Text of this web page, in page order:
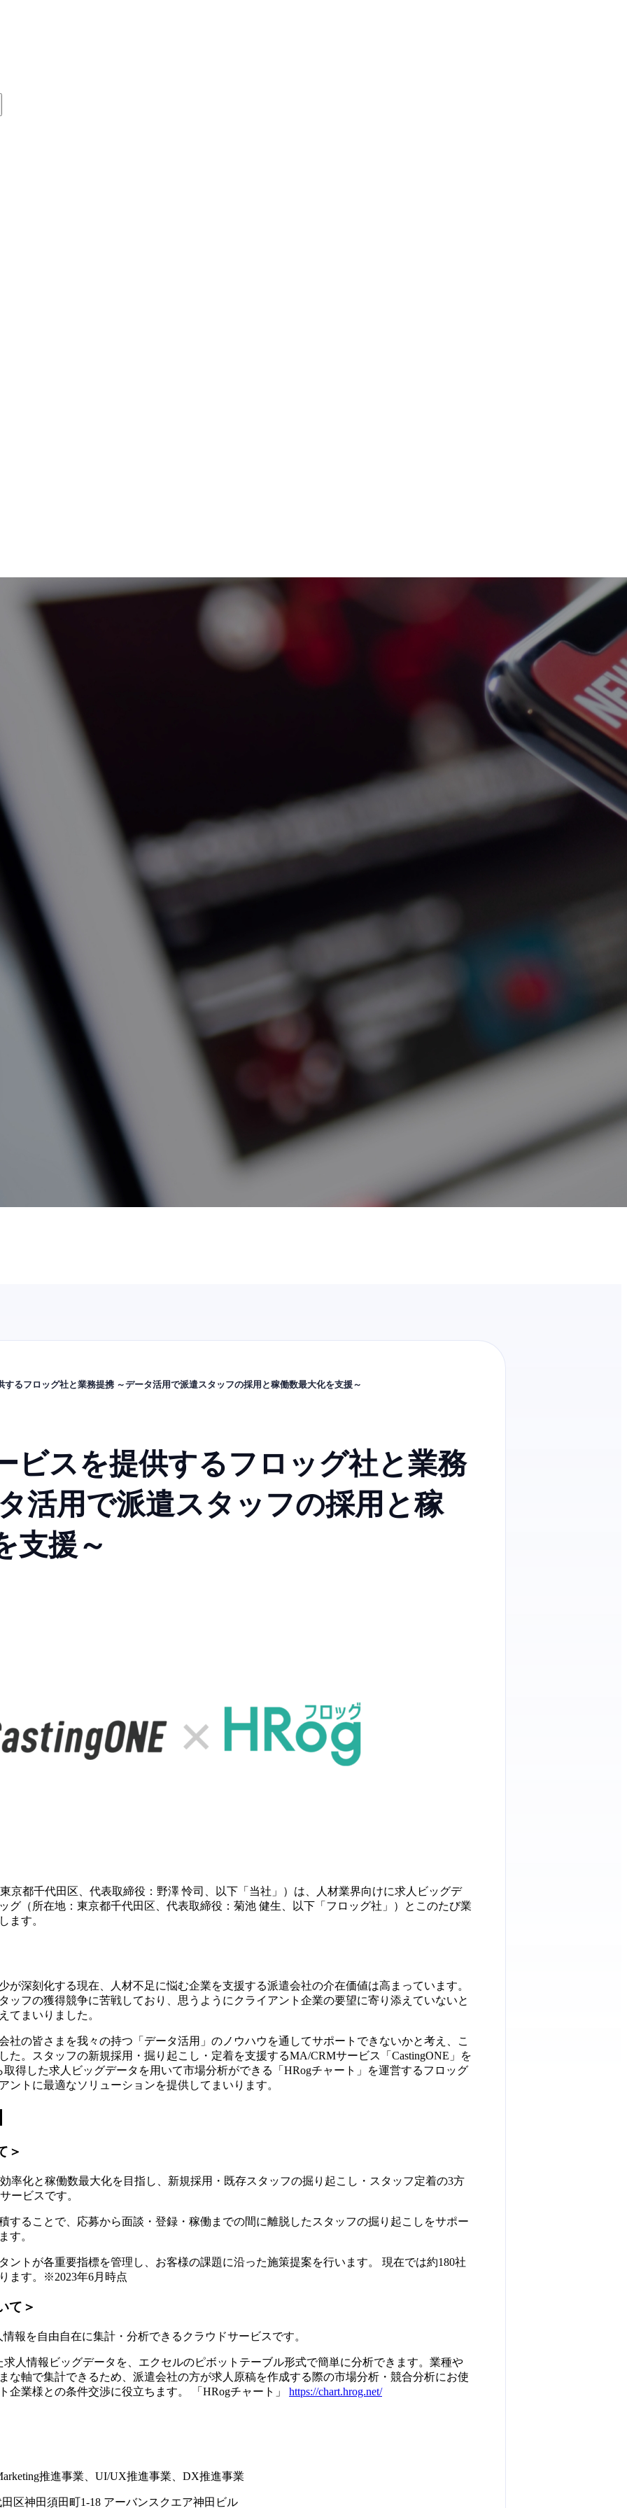
するフロッグ社と業務提携 ～データ活用で派遣スタッフの採用と稼働数最大化を支援～
ビスを提供するフロッグ社と業務
活用で派遣スタッフの採用と稼
支援～
京都千代田区、代表取締役：野澤 怜司、以下「当社」）は、人材業界向けに求人ビッグデ
グ（所在地：東京都千代田区、代表取締役：菊池 健生、以下「フロッグ社」）とこのたび業
ます。
が深刻化する現在、人材不足に悩む企業を支援する派遣会社の介在価値は高まっています。
ッフの獲得競争に苦戦しており、思うようにクライアント企業の要望に寄り添えていないと
てまいりました。
社の皆さまを我々の持つ「データ活用」のノウハウを通してサポートできないかと考え、こ
た。スタッフの新規採用・掘り起こし・定着を支援するMA/CRMサービス「CastingONE」を
得した求人ビッグデータを用いて市場分析ができる「HRogチャート」を運営するフロッグ
ントに最適なソリューションを提供してまいります。
＞
率化と稼働数最大化を目指し、新規採用・既存スタッフの掘り起こし・スタッフ定着の3方
ービスです。
することで、応募から面談・登録・稼働までの間に離脱したスタッフの掘り起こしをサポー
す。
ントが各重要指標を管理し、お客様の課題に沿った施策提案を行います。 現在では約180社
ます。※2023年6月時点
て＞
報を自由自在に集計・分析できるクラウドサービスです。
人情報ビッグデータを、エクセルのピボットテーブル形式で簡単に分析できます。業種や
な軸で集計できるため、派遣会社の方が求人原稿を作成する際の市場分析・競合分析にお使
企業様との条件交渉に役立ちます。 「HRogチャート」 https://chart.hrog.net/
推進事業、UI/UX推進事業、DX推進事業
区神田須田町1-18 アーバンスクエア神田ビル